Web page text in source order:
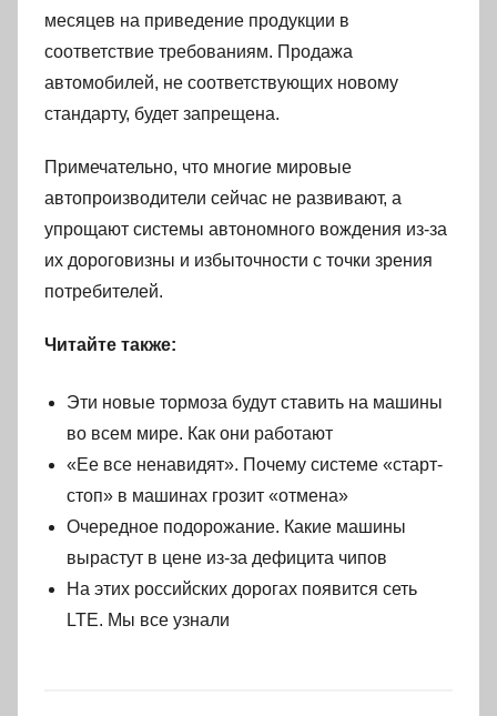
месяцев на приведение продукции в
соответствие требованиям. Продажа
автомобилей, не соответствующих новому
стандарту, будет запрещена.
Примечательно, что многие мировые
автопроизводители сейчас не развивают, а
упрощают системы автономного вождения из-за
их дороговизны и избыточности с точки зрения
потребителей.
Читайте также:
Эти новые тормоза будут ставить на машины
во всем мире. Как они работают
«Ее все ненавидят». Почему системе «старт-
стоп» в машинах грозит «отмена»
Очередное подорожание. Какие машины
вырастут в цене из-за дефицита чипов
На этих российских дорогах появится сеть
LTE. Мы все узнали